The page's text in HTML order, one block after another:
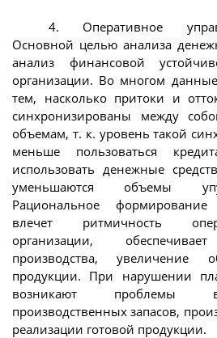
4. Оперативное
Основной целью анализа
анализ финансовой
организации. Во многом
тем, насколько притоки и
синхронизированы между
объемам, т. к. уровень такой
меньше пользоваться
использовать денежные
уменьшаются объемы
Рациональное
влечет ритмичность
организации,
производства, увеличение
продукции. При нарушении
возникают проблемы
производственных запасов,
реализации готовой продукции.